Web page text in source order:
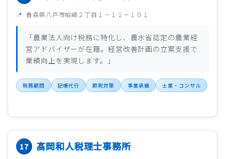
青森県八戸市柏崎２丁目１－１１－１０１
「農業法人向け税務に特化し、農水省認定の農業経
営アドバイザーが在籍。経営改善計画の立案支援で
業績向上を実現します。」
税務顧問 記帳代行 節税対策 事業承継 士業・コンサル
髙岡和人税理士事務所